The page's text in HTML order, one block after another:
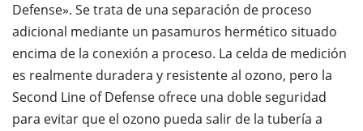
Defense». Se trata de una separación de proceso
adicional mediante un pasamuros hermético situado
encima de la conexión a proceso. La celda de medición
es realmente duradera y resistente al ozono, pero la
Second Line of Defense ofrece una doble seguridad
para evitar que el ozono pueda salir de la tubería a